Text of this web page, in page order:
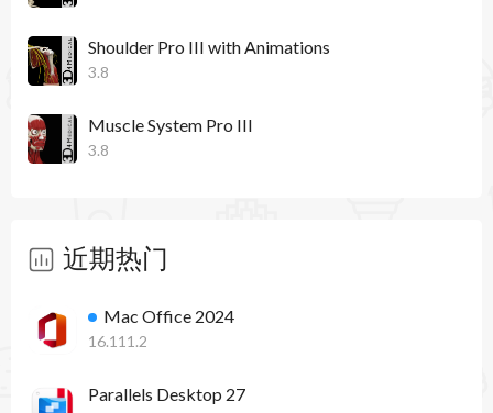
Shoulder Pro III with Animations
3.8
Muscle System Pro III
3.8
近期热门
Mac Office 2024
16.111.2
Parallels Desktop 27